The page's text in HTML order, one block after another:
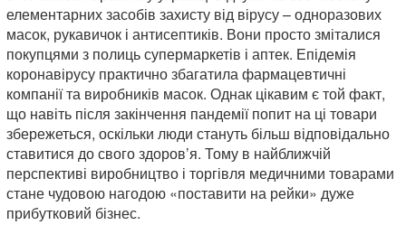
елементарних засобів захисту від вірусу – одноразових
масок, рукавичок і антисептиків. Вони просто зміталися
покупцями з полиць супермаркетів і аптек. Епідемія
коронавірусу практично збагатила фармацевтичні
компанії та виробників масок. Однак цікавим є той факт,
що навіть після закінчення пандемії попит на ці товари
збережеться, оскільки люди стануть більш відповідально
ставитися до свого здоров’я. Тому в найближчій
перспективі виробництво і торгівля медичними товарами
стане чудовою нагодою «поставити на рейки» дуже
прибутковий бізнес.